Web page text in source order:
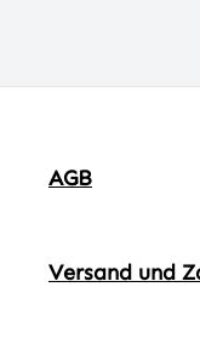
AGB
Versand und